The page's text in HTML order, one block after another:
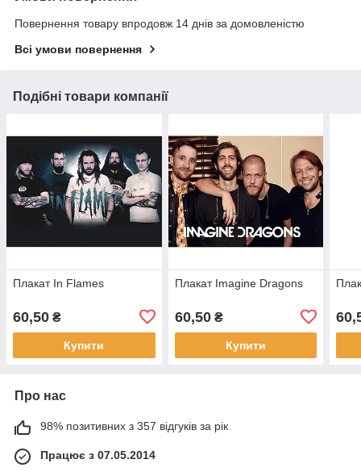
Повернення товару впродовж 14 днів за домовленістю
Всі умови повернення
Подібні товари компанії
Плакат In Flames
60,50 ₴
Купити
Плакат Imagine Dragons
60,50₴
Купити
Про нас
98% позитивних з 357 відгуків за рік
Працює з 07.05.2014